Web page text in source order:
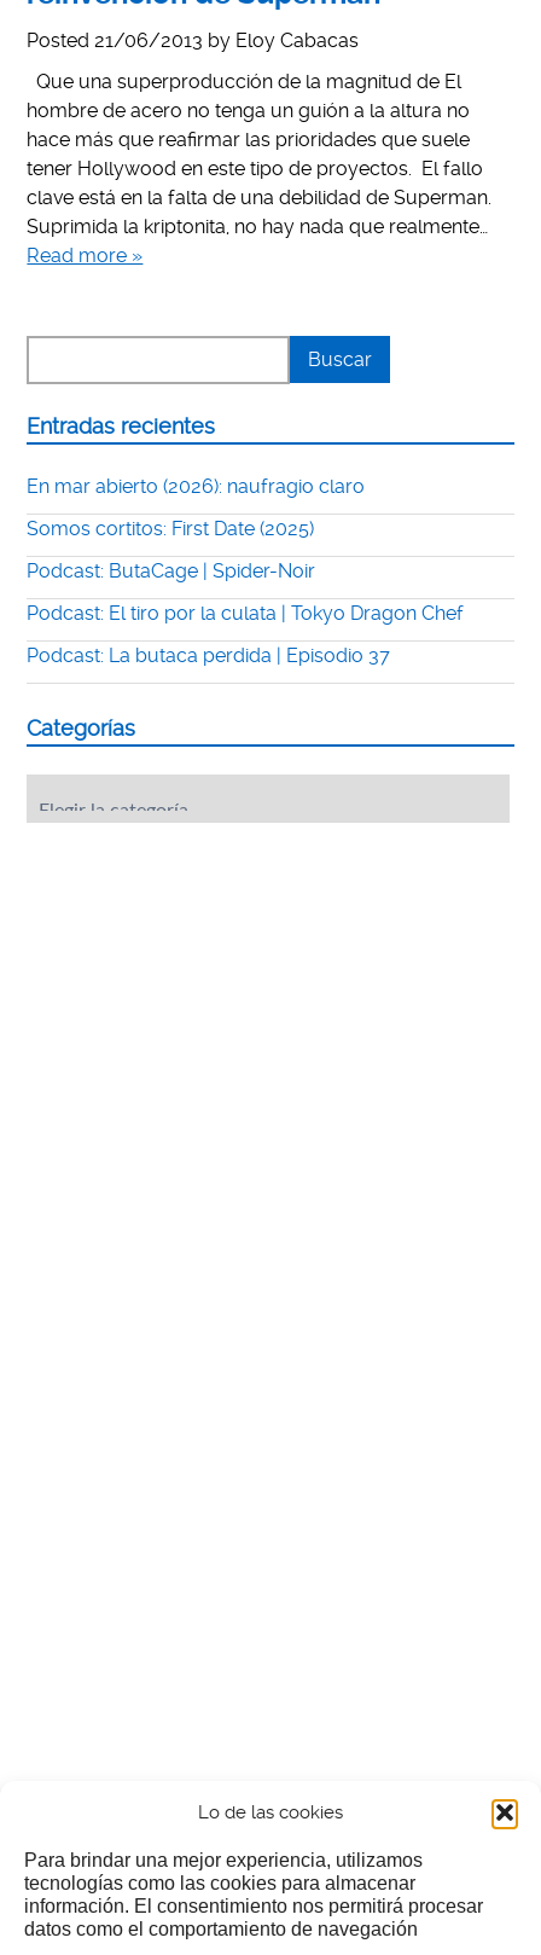
Lo de las cookies
Para brindar una mejor experiencia, utilizamos
tecnologías como las cookies para almacenar
información. El consentimiento nos permitirá procesar
datos como el comportamiento de navegación
Posted 21/06/2013 by Eloy Cabacas
Que una superproducción de la magnitud de El
hombre de acero no tenga un guión a la altura no
hace más que reafirmar las prioridades que suele
tener Hollywood en este tipo de proyectos. El fallo
clave está en la falta de una debilidad de Superman.
Suprimida la kriptonita, no hay nada que realmente…
Read more »
Entradas recientes
En mar abierto (2026): naufragio claro
Somos cortitos: First Date (2025)
Podcast: ButaCage | Spider-Noir
Podcast: El tiro por la culata | Tokyo Dragon Chef
Podcast: La butaca perdida | Episodio 37
Categorías
¿Nos invitas a un cafecillo?